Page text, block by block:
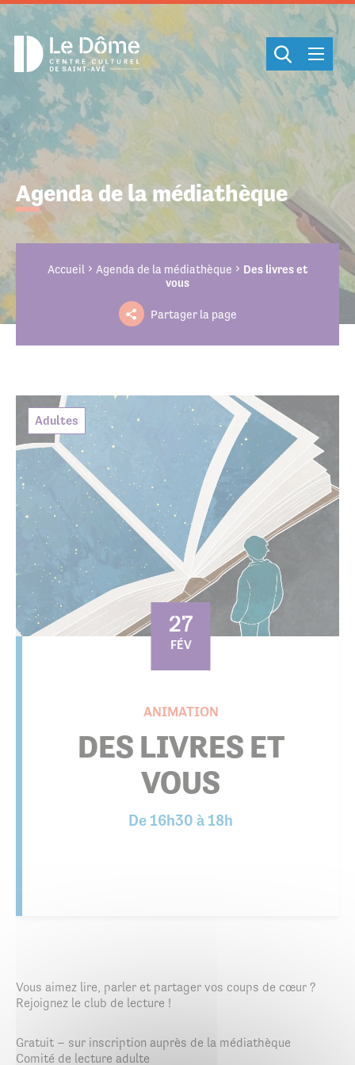
Agenda de la médiathèque
Accueil Agenda de la médiathèque
Des livres et
vous
Partager la page
Adultes
27
FÉV
ANIMATION
DES LIVRES ET
VOUS
De 16h30 à 18h
Vous aimez lire, parler et partager vos coups de cœur ?
Rejoignez le club de lecture !
Gratuit – sur inscription auprès de la médiathèque
Comité de lecture adulte
Cookies management panel